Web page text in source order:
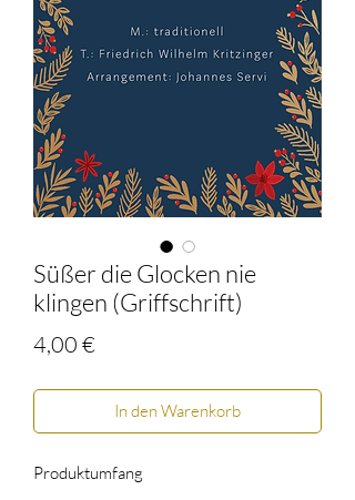
Süßer die Glocken nie
klingen (Griffschrift)
4,00 €
In den Warenkorb
Produktumfang